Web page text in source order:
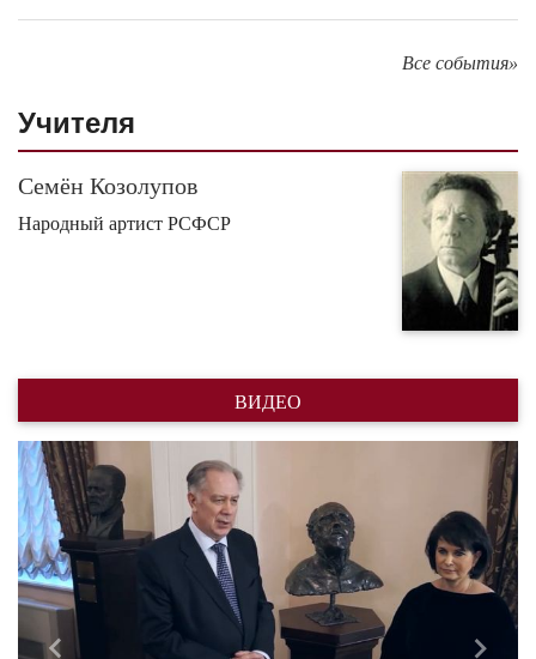
Все события»
Учителя
Семён Козолупов
Народный артист РСФСР
ВИДЕО